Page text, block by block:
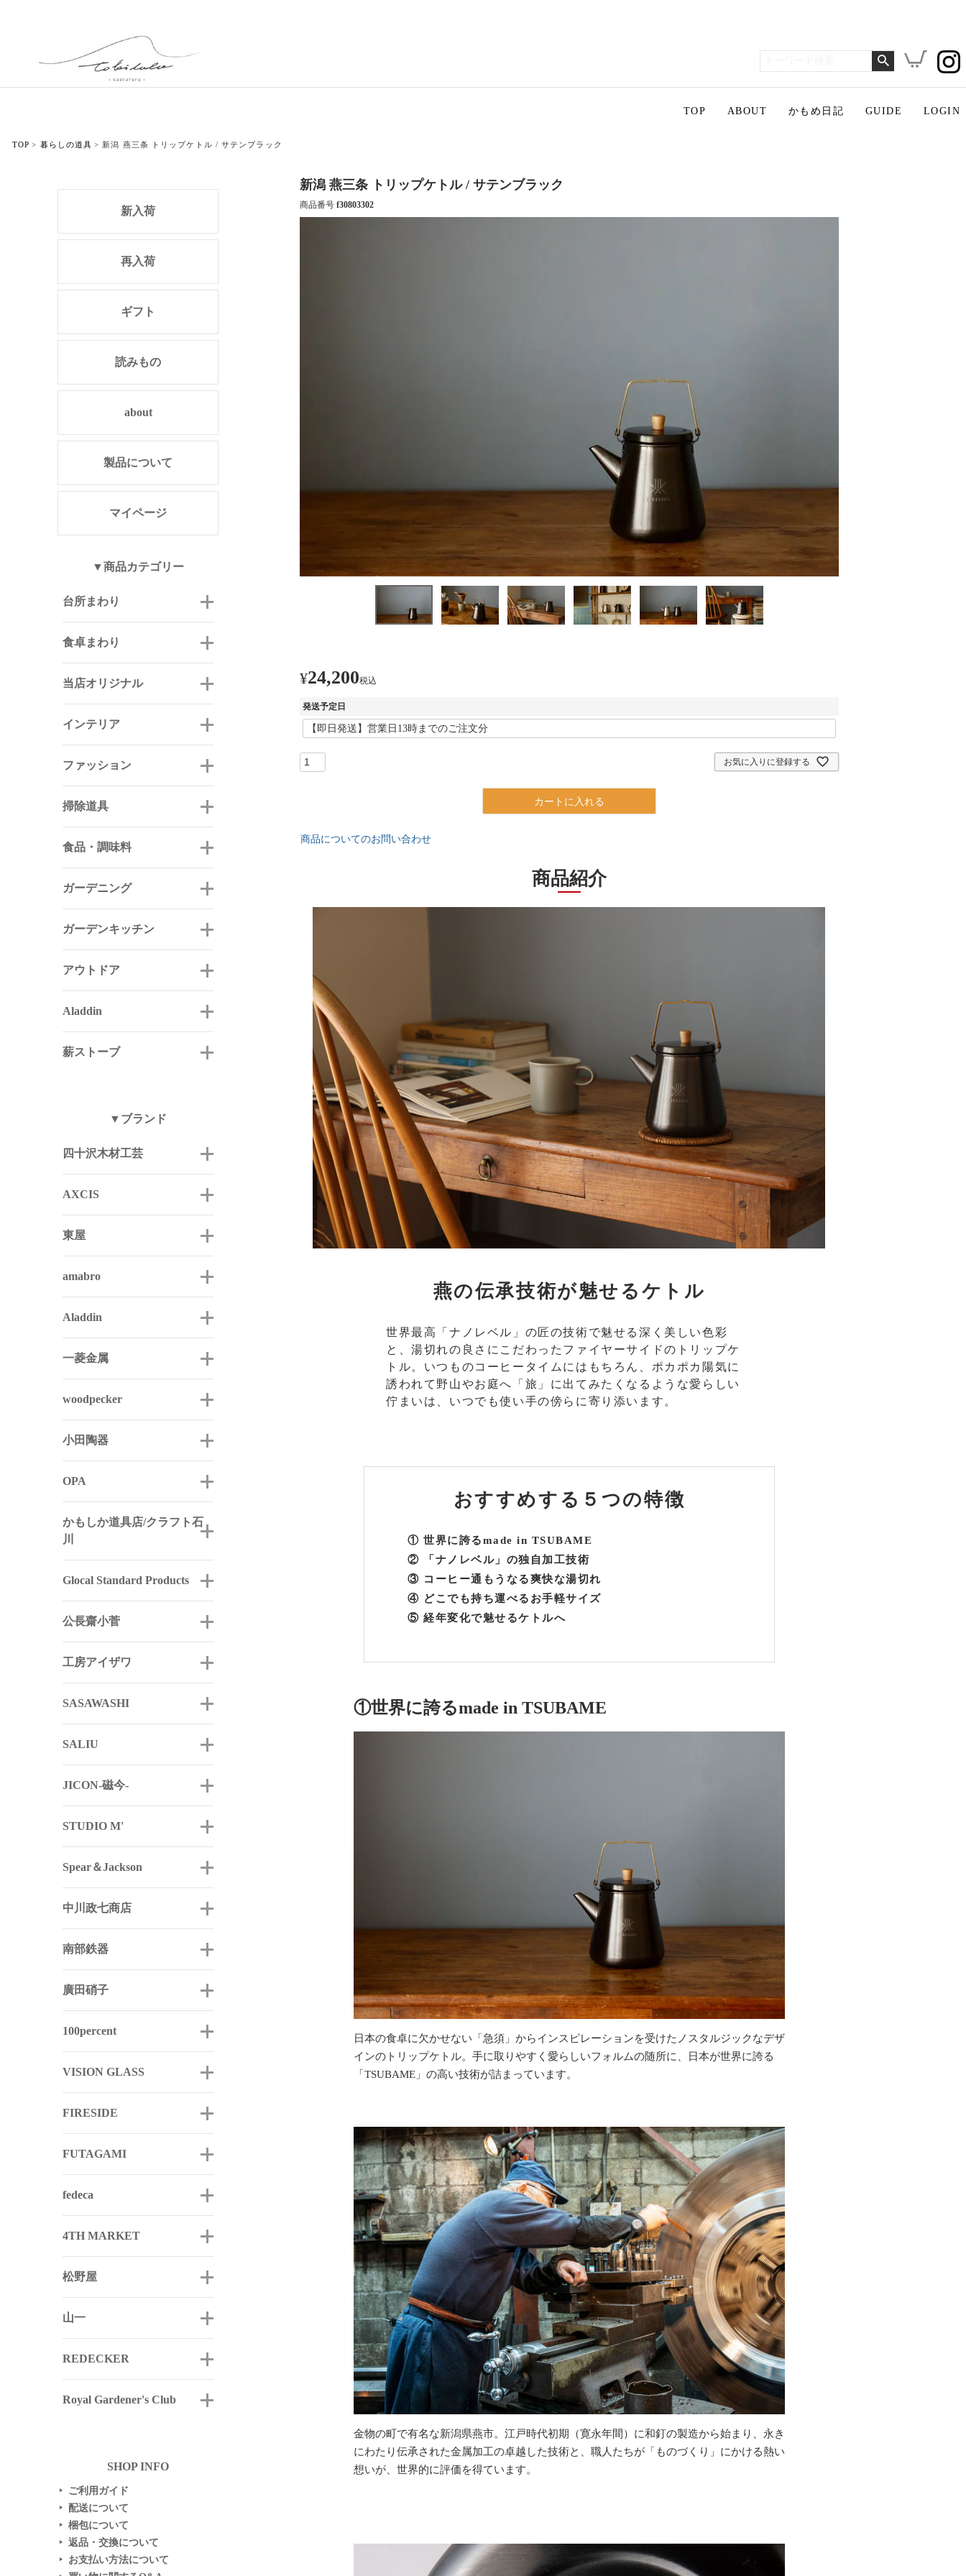
TOP ABOUT かもめ日記 GUIDE LOGIN
TOP 暮らしの道具 新潟 燕三条 トリップケトル / サテンブラック
新入荷
再入荷
ギフト
読みもの
about
製品について
マイページ
▼商品カテゴリー
台所まわり
食卓まわり
当店オリジナル
インテリア
ファッション
掃除道具
食品・調味料
ガーデニング
ガーデンキッチン
アウトドア
Aladdin
薪ストーブ
▼ブランド
四十沢木材工芸
AXCIS
東屋
amabro
Aladdin
一菱金属
woodpecker
小田陶器
OPA
かもしか道具店/クラフト石
川
Glocal Standard Products
公長齋小菅
工房アイザワ
SASAWASHI
SALIU
JICON-磁今-
STUDIO M'
Spear＆Jackson
中川政七商店
南部鉄器
廣田硝子
100percent
VISION GLASS
FIRESIDE
FUTAGAMI
fedeca
4TH MARKET
松野屋
山一
REDECKER
Royal Gardener's Club
SHOP INFO
▶ ご利用ガイド
▶ 配送について
▶ 梱包について
▶ 返品・交換について
▶ お支払い方法について
新潟 燕三条 トリップケトル / サテンブラック
商品番号 f30803302
¥24,200税込
発送予定日
お気に入りに登録する
カートに入れる
商品についてのお問い合わせ
商品紹介
燕の伝承技術が魅せるケトル
世界最高「ナノレベル」の匠の技術で魅せる深く美しい色彩
と、湯切れの良さにこだわったファイヤーサイドのトリップケ
トル。いつものコーヒータイムにはもちろん、ポカポカ陽気に
誘われて野山やお庭へ「旅」に出てみたくなるような愛らしい
佇まいは、いつでも使い手の傍らに寄り添います。
おすすめする ５つの特徴
① 世界に誇るmade in TSUBAME
② 「ナノレベル」の独自加工技術
③ コーヒー通もうなる爽快な湯切れ
④ どこでも持ち運べるお手軽サイズ
⑤ 経年変化で魅せるケトルへ
①世界に誇るmade in TSUBAME
日本の食卓に欠かせない「急須」からインスピレーションを受けたノスタルジックなデザ
インのトリップケトル。手に取りやすく愛らしいフォルムの随所に、日本が世界に誇る
「TSUBAME」の高い技術が詰まっています。
金物の町で有名な新潟県燕市。江戸時代初期（寛永年間）に和釘の製造から始まり、永き
にわたり伝承された金属加工の卓越した技術と、職人たちが「ものづくり」にかける熱い
想いが、世界的に評価を得ています。